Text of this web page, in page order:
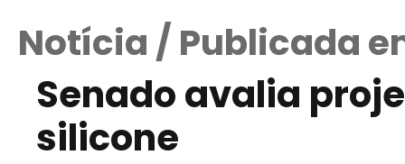
Notícia / Publicada
Senado avalia
silicone